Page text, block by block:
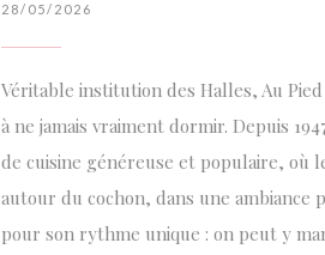
28/05/2026
Véritable institution des Halles, Au
à ne jamais vraiment dormir. Depuis
de cuisine généreuse et populaire, où
autour du cochon, dans une ambiance
pour son rythme unique : on peut y